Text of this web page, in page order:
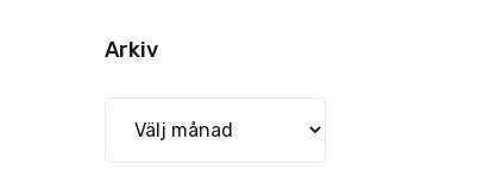
Arkiv